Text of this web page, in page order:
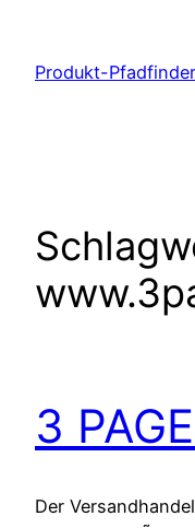
springen
Produkt-Pfadfinder
3
Der